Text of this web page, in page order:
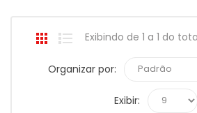
Exibindo de 1 a 1 do
Organizar por:
Exibir: